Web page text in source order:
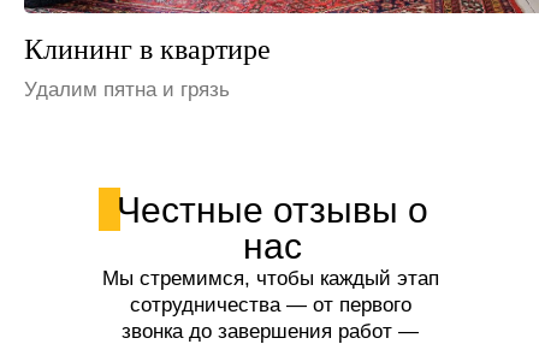
Клининг на даче
Устраним неприятные запахи
Честные отзывы о
нас
Мы стремимся, чтобы каждый этап
сотрудничества — от первого
звонка до завершения работ —